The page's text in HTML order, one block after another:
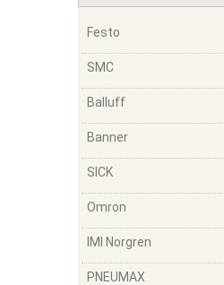
Festo
SMC
Balluff
Banner
SICK
Omron
IMI Norgren
PNEUMAX